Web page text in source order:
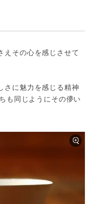
えその心を感じさせて
さに魅力を感じる精神
も同じようにその儚い